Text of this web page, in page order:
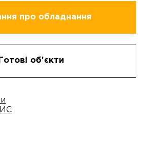
про обладнання
Готові об'єкти